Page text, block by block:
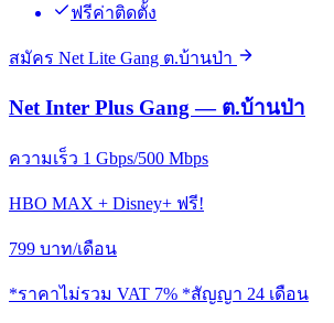
ฟรีค่าติดตั้ง
สมัคร Net Lite Gang ต.บ้านป่า
Net Inter Plus Gang — ต.บ้านป่า
ความเร็ว 1 Gbps/500 Mbps
HBO MAX + Disney+ ฟรี!
799 บาท/เดือน
*ราคาไม่รวม VAT 7% *สัญญา 24 เดือน